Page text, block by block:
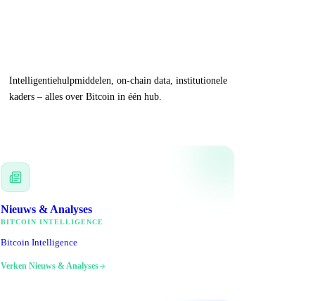
Intelligentiehulpmiddelen, on-chain data, institutionele
kaders – alles over Bitcoin in één hub.
Nieuws & Analyses
BITCOIN INTELLIGENCE
Bitcoin Intelligence
Verken Nieuws & Analyses